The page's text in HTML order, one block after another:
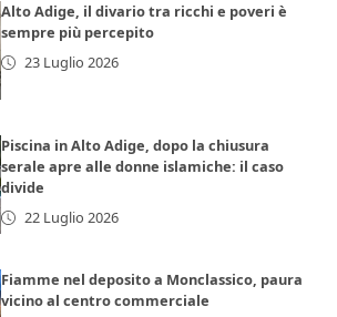
Alto Adige, il divario tra ricchi e poveri è
sempre più percepito
23 Luglio 2026
Piscina in Alto Adige, dopo la chiusura
serale apre alle donne islamiche: il caso
divide
22 Luglio 2026
Fiamme nel deposito a Monclassico, paura
vicino al centro commerciale